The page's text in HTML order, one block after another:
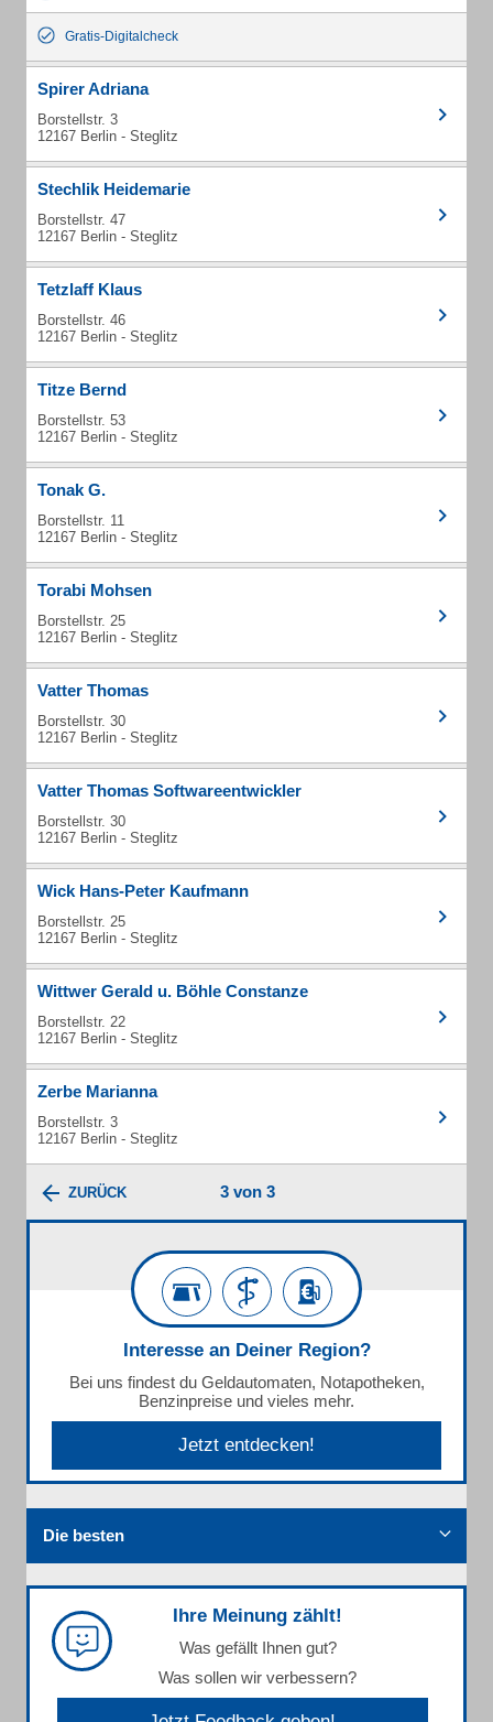
Gratis-Digitalcheck
Spirer Adriana
Borstellstr. 3
12167 Berlin - Steglitz
Stechlik Heidemarie
Borstellstr. 47
12167 Berlin - Steglitz
Tetzlaff Klaus
Borstellstr. 46
12167 Berlin - Steglitz
Titze Bernd
Borstellstr. 53
12167 Berlin - Steglitz
Tonak G.
Borstellstr. 11
12167 Berlin - Steglitz
Torabi Mohsen
Borstellstr. 25
12167 Berlin - Steglitz
Vatter Thomas
Borstellstr. 30
12167 Berlin - Steglitz
Vatter Thomas Softwareentwickler
Borstellstr. 30
12167 Berlin - Steglitz
Wick Hans-Peter Kaufmann
Borstellstr. 25
12167 Berlin - Steglitz
Wittwer Gerald u. Böhle Constanze
Borstellstr. 22
12167 Berlin - Steglitz
Zerbe Marianna
Borstellstr. 3
12167 Berlin - Steglitz
ZURÜCK 3 von 3
Interesse an Deiner Region?
Bei uns findest du Geldautomaten, Notapotheken,
Benzinpreise und vieles mehr.
Jetzt entdecken!
Die besten
Ihre Meinung zählt!
Was gefällt Ihnen gut?
Was sollen wir verbessern?